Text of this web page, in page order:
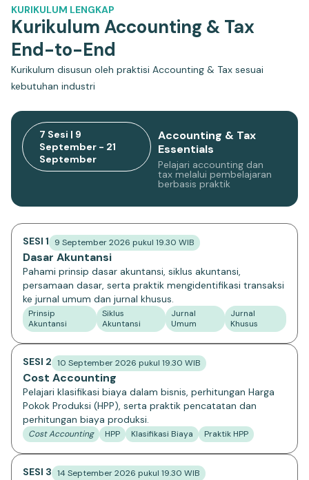
KURIKULUM LENGKAP
Kurikulum Accounting & Tax
End-to-End
Kurikulum disusun oleh praktisi Accounting & Tax sesuai
kebutuhan industri
Accounting & Tax
Essentials
Pelajari accounting dan
tax melalui pembelajaran
berbasis praktik
7 Sesi | 9
September - 21
September
SESI 1 9 September 2026 pukul 19.30 WIB
Dasar Akuntansi
Pahami prinsip dasar akuntansi, siklus akuntansi,
persamaan dasar, serta praktik mengidentifikasi transaksi
ke jurnal umum dan jurnal khusus.
Prinsip
Akuntansi
Siklus
Akuntansi
Jurnal
Umum
Jurnal
Khusus
SESI 2 10 September 2026 pukul 19.30 WIB
Cost Accounting
Pelajari klasifikasi biaya dalam bisnis, perhitungan Harga
Pokok Produksi (HPP), serta praktik pencatatan dan
perhitungan biaya produksi.
Cost Accounting HPP Klasifikasi Biaya Praktik HPP
SESI 3 14 September 2026 pukul 19.30 WIB